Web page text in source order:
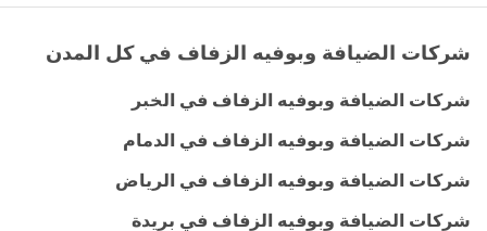
شركات الضيافة وبوفيه الزفاف في كل المدن
شركات الضيافة وبوفيه الزفاف في الخبر
شركات الضيافة وبوفيه الزفاف في الدمام
شركات الضيافة وبوفيه الزفاف في الرياض
شركات الضيافة وبوفيه الزفاف في بريدة